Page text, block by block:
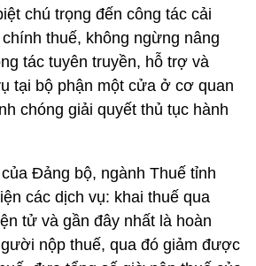
chú trọng đến công tác cải
thuế, không ngừng nâng
tác tuyên truyền, hỗ trợ và
tại bộ phận một cửa ở cơ quan
chóng giải quyết thủ tục hành
Đảng bộ, ngành Thuế tỉnh
các dịch vụ: khai thuế qua
tử và gần đây nhất là hoàn
nộp thuế, qua đó giảm được